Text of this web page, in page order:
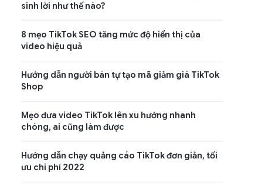
sinh lời như thế nào?
8 mẹo TikTok SEO tăng mức độ hiển thị của
video hiệu quả
Hướng dẫn người bán tự tạo mã giảm giá TikTok
Shop
Mẹo đưa video TikTok lên xu hướng nhanh
chóng, ai cũng làm được
Hướng dẫn chạy quảng cáo TikTok đơn giản, tối
ưu chi phí 2022